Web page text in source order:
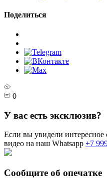
Поделиться
0
У вас есть эксклюзив?
Если вы увидели
видео на наш Whatsapp +7
Сообщите об опечатке